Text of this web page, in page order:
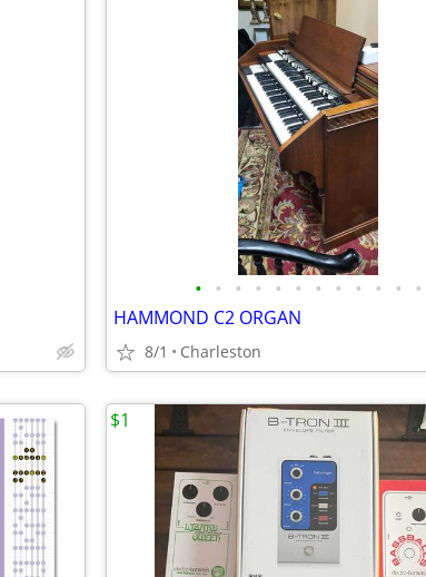
• • • • • • • • • • • •
HAMMOND C2 ORGAN
8/1 Charleston
$1